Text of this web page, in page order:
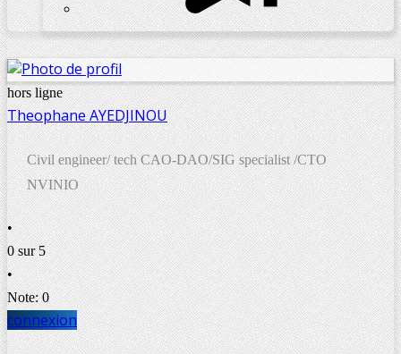
hors ligne
Theophane AYEDJINOU
Civil engineer/ tech CAO-DAO/SIG specialist /CTO
NVINIO
•
0 sur 5
•
Note: 0
connexion